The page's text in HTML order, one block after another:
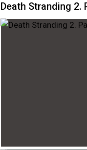
Death Stranding 2.